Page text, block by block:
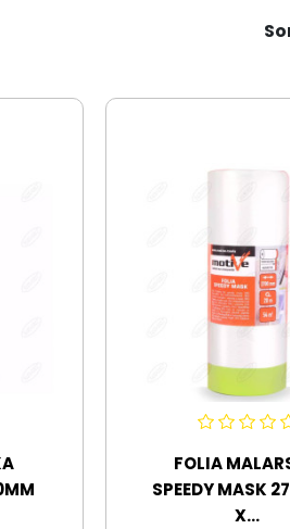
FOLIA
SPEEDY MASK
X...